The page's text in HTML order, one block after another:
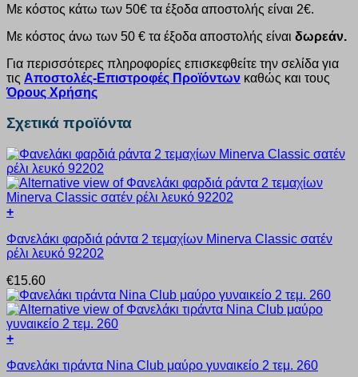
Με κόστος κάτω των 50€ τα έξοδα αποστολής είναι 2€.
Με κόστος άνω των 50 € τα έξοδα αποστολής είναι δωρεάν.
Για περισσότερες πληροφορίες επισκεφθείτε την σελίδα για
τις Αποστολές-Επιστροφές Προϊόντων καθώς και τους
Όρους Χρήσης
Σχετικά προϊόντα
+
το
προϊόν
πολλαπλές
παραλλαγές.
Οι
επιλογές
μπορούν
επιλεγούν
Φανελάκι φαρδιά ράντα 2 τεμαχίων Minerva Classic σατέν
ρέλι λευκό 92202
€15.60
+
το
Φανελάκι τιράντα Nina Club μαύρο γυναικείο 2 τεμ. 260